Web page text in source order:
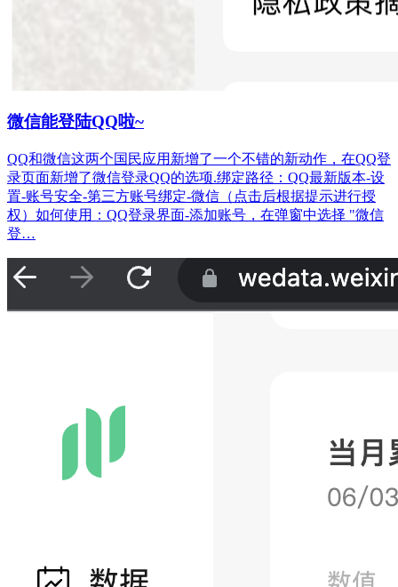
微信能登陆QQ啦~
QQ和微信这两个国民应用新增了一个不错的新动作，在QQ登
录页面新增了微信登录QQ的选项.绑定路径：QQ最新版本-设
置-账号安全-第三方账号绑定-微信（点击后根据提示进行授
权）如何使用：QQ登录界面-添加账号，在弹窗中选择 "微信
登…